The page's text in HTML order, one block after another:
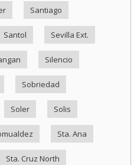
Santiago
Santol Sevilla Ext.
Silencio
Sobriedad
Soler Solis
Sta. Ana
Sta. Cruz North